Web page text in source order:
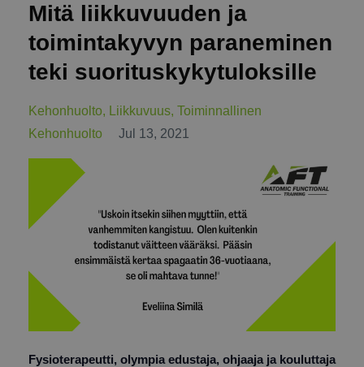
Mitä liikkuvuuden ja
toimintakyvyn paraneminen
teki suorituskykytuloksille
Kehonhuolto Liikkuvuus Toiminnallinen
Kehonhuolto
Jul 13, 2021
Fysioterapeutti, olympia edustaja, ohjaaja ja kouluttaja